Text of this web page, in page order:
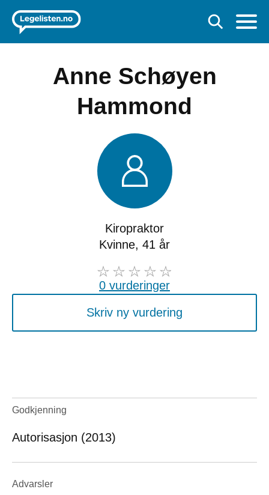
Anne Schøyen
Hammond
Kiropraktor
Kvinne, 41 år
0 vurderinger
Skriv ny vurdering
Godkjenning
Autorisasjon (2013)
Advarsler